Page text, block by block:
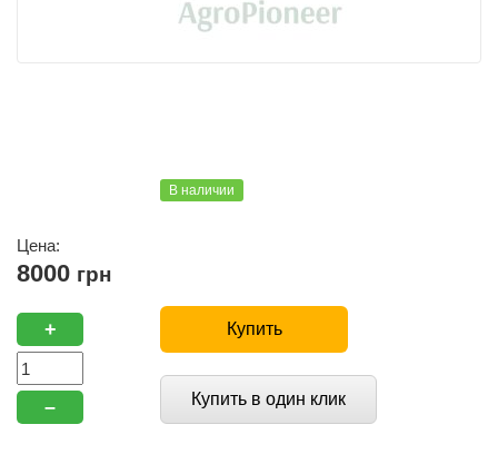
В наличии
Цена:
8000 грн
+
–
Купить
Купить в один клик